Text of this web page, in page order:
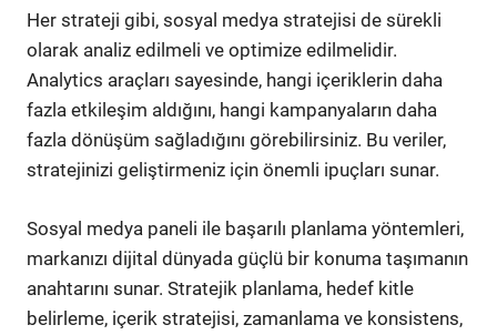
Her strateji gibi, sosyal medya stratejisi de sürekli
olarak analiz edilmeli ve optimize edilmelidir.
Analytics araçları sayesinde, hangi içeriklerin daha
fazla etkileşim aldığını, hangi kampanyaların daha
fazla dönüşüm sağladığını görebilirsiniz. Bu veriler,
stratejinizi geliştirmeniz için önemli ipuçları sunar.
Sosyal medya paneli ile başarılı planlama yöntemleri,
markanızı dijital dünyada güçlü bir konuma taşımanın
anahtarını sunar. Stratejik planlama, hedef kitle
belirleme, içerik stratejisi, zamanlama ve konsistens,